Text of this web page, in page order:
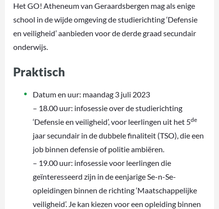
Het GO! Atheneum van Geraardsbergen mag als enige
school in de wijde omgeving de studierichting ‘Defensie
en veiligheid’ aanbieden voor de derde graad secundair
onderwijs.
Praktisch
Datum en uur: maandag 3 juli 2023
– 18.00 uur: infosessie over de studierichting
‘Defensie en veiligheid’, voor leerlingen uit het 5de
jaar secundair in de dubbele finaliteit (TSO), die een
job binnen defensie of politie ambiëren.
– 19.00 uur: infosessie voor leerlingen die
geïnteresseerd zijn in de eenjarige Se-n-Se-
opleidingen binnen de richting ‘Maatschappelijke
veiligheid’. Je kan kiezen voor een opleiding binnen